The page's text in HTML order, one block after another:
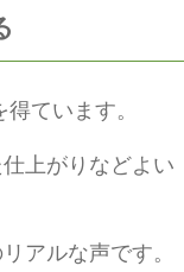
ています。
上がりなどよい
アルな声です。